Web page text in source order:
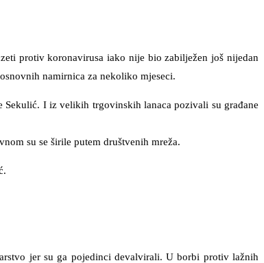
protiv koronavirusa iako nije bio zabilježen još nijedan
namirnica za nekoliko mjeseci.
Sekulić. I iz velikih trgovinskih lanaca pozivali su građane
su se širile putem društvenih mreža.
jer su ga pojedinci devalvirali. U borbi protiv lažnih